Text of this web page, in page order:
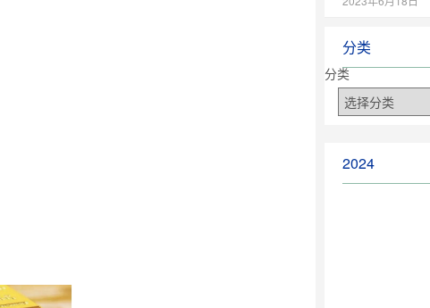
分类
分类
2024